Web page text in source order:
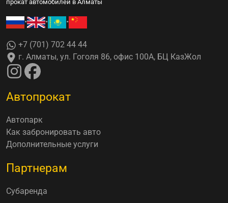
прокат автомобилей в Алматы
• • •
+7 (701) 702 44 44
г. Алматы, ул. Гоголя 86, офис 100А, БЦ КазЖол
Автопрокат
Автопарк
Как забронировать авто
Дополнительные услуги
Партнерам
Субаренда